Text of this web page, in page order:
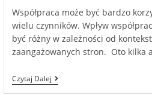
Współpraca może być bardzo
wielu czynników. Wpływ
być różny w zależności od
zaangażowanych stron. Oto kilka
Czytaj DalejCzy
Rzeczywiście